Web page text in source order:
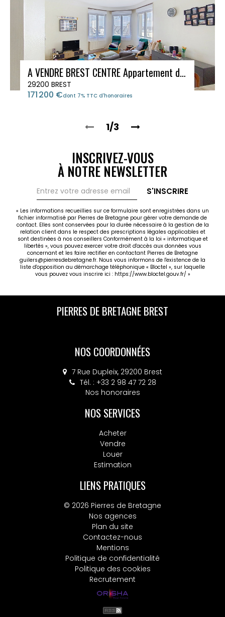
A VENDRE BREST CENTRE Appartement de type 3
29200 BREST
171 200 €dont 7% TTC d'honoraires
1/3
INSCRIVEZ-VOUS
À NOTRE NEWSLETTER
S'INSCRIRE
« Les informations recueillies sur ce formulaire sont enregistrées dans un
fichier informatisé par Pierres de Bretagne pour gérer votre demande de
contact. Elles sont conservées pour la durée nécessaire à la gestion de la
relation client dans le respect des prescriptions légales applicables et
sont destinées à nos conseillers Conformément à la loi « informatique et
libertés », vous pouvez exercer votre droit d'accès aux données vous
concernant et les faire rectifier en contactant Pierres de Bretagne
guilers@pierresdebretagne.fr. Nous vous informons de l'existence de la
liste d'opposition au démarchage téléphonique « Bloctel », sur laquelle
vous pouvez vous inscrire ici : https://www.bloctel.gouv.fr/ »
PIERRES DE BRETAGNE BREST
NOS COORDONNÉES
7 Rue Dupleix, 29200 Brest
Tél. : +33 2 98 47 72 28
Nos honoraires
NOS SERVICES
Acheter
Vendre
Louer
Estimation
LIENS PRATIQUES
© 2026 Pierres de Bretagne
Nos agences
Plan du site
Contactez-nous
Mentions
Politique de confidentialité
Politique des cookies
Recrutement